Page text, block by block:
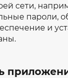
сети,
пароли,
и